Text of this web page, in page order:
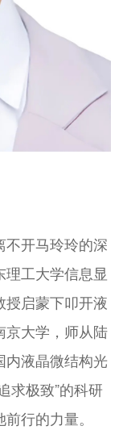
开马玲玲的深
工大学信息显
启蒙下叩开液
京大学，师从陆
内液晶微结构光
求极致”的科研
行的力量。